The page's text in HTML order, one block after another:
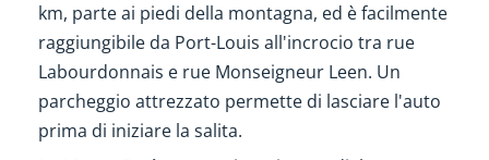
km, parte ai piedi della montagna, ed è facilmente
raggiungibile da Port-Louis all'incrocio tra rue
Labourdonnais e rue Monseigneur Leen. Un
parcheggio attrezzato permette di lasciare l'auto
prima di iniziare la salita.